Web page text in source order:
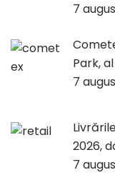
7
Park,
7
2026,
7